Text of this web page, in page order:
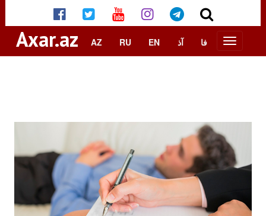
Axar.az AZ RU EN آذ فا